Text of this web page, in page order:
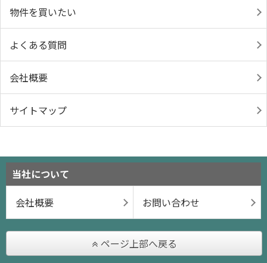
物件を買いたい
よくある質問
会社概要
サイトマップ
当社について
会社概要
お問い合わせ
ページ上部へ戻る